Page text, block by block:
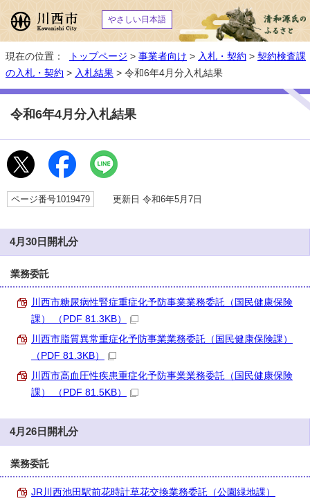
やさしい日本語
現在の位置： トップページ > 事業者向け > 入札・契約 > 契約検査課
の入札・契約 > 入札結果 > 令和6年4月分入札結果
令和6年4月分入札結果
ページ番号1019479 更新日 令和6年5月7日
4月30日開札分
業務委託
川西市糖尿病性腎症重症化予防事業業務委託（国民健康保険
課） （PDF 81.3KB）
川西市脂質異常重症化予防事業業務委託（国民健康保険課）
（PDF 81.3KB）
川西市高血圧性疾患重症化予防事業業務委託（国民健康保険
課） （PDF 81.5KB）
4月26日開札分
業務委託
JR川西池田駅前花時計草花交換業務委託（公園緑地課）